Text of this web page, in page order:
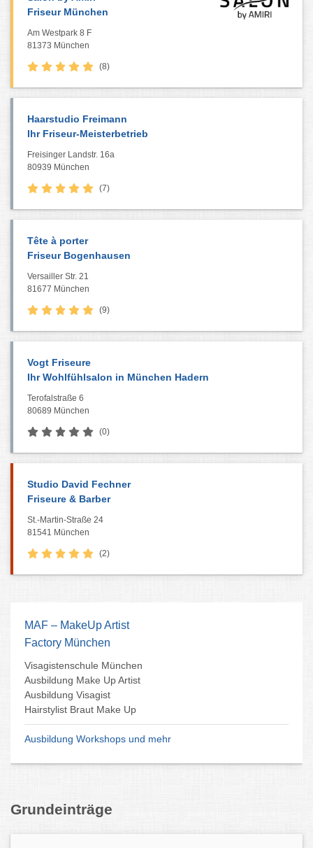
Friseur München
Am Westpark 8 F
81373 München
(8)
Haarstudio Freimann
Ihr Friseur-Meisterbetrieb
Freisinger Landstr. 16a
80939 München
(7)
Tête à porter
Friseur Bogenhausen
Versailler Str. 21
81677 München
(9)
Vogt Friseure
Ihr Wohlfühlsalon in München Hadern
Terofalstraße 6
80689 München
(0)
Studio David Fechner
Friseure & Barber
St.-Martin-Straße 24
81541 München
(2)
MAF – MakeUp Artist
Factory München
Visagistenschule München
Ausbildung Make Up Artist
Ausbildung Visagist
Hairstylist Braut Make Up
Ausbildung Workshops und mehr
Grundeinträge